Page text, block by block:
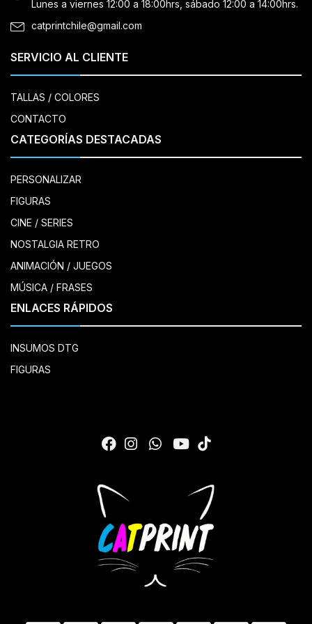
Lunes a viernes 12:00 a 18:00hrs, sábado 12:00 a 14:00hrs.
catprintchile@gmail.com
SERVICIO AL CLIENTE
TALLAS / COLORES
CONTACTO
CATEGORÍAS DESTACADAS
PERSONALIZAR
FIGURAS
CINE / SERIES
NOSTALGIA RETRO
ANIMACIÓN / JUEGOS
MÚSICA / FRASES
ENLACES RÁPIDOS
INSUMOS DTG
FIGURAS